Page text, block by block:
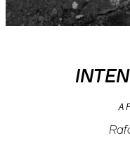
A